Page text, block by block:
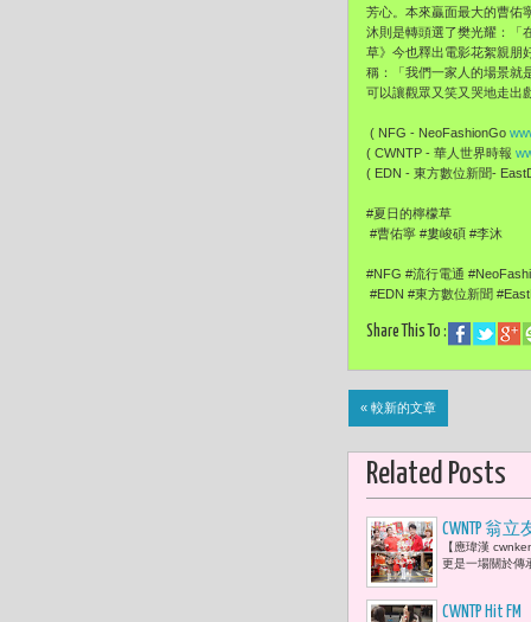
芳心。本來贏面最大的曹佑
沐則是轉頭選了樊光耀：「
草》 今也釋出電影花絮親朋
稱：「我們一家人的場景就
可以讓觀眾又笑又哭地走出
( NFG - NeoFashionGo
( CWNTP - 華人世界時報
( EDN - 東方數位新聞-
#夏日的檸檬草
#曹佑寧 #婁峻碩 #李沐
#NFG #流行電通
#EDN #東方數位新聞
Share This To :
« 較新的文章
Related Posts
CWNTP 翁
康，就是
【應瑋漢
更是一場關於傳
CWNTP Hit